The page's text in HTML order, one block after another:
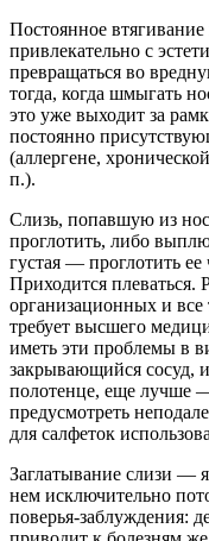
Постоянное
привлекательно с
превращаться во
тогда, когда шмыгать
это уже выходит за
постоянно
(аллергене,
п.).
Слизь, попавшую из
проглотить, либо
густая — проглотить ее
Приходится
организационных и все
требует высшего
иметь эти проблемы в
закрывающийся сосуд,
полотенце, еще лучше
предусмотреть
для салфеток
Заглатывание слизи —
нем исключительно
поверья-заблуждения: